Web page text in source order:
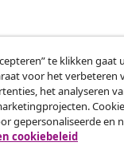
te klikken
voor het verbeteren
het analyseren
gepersonaliseerde en
cookiebeleid